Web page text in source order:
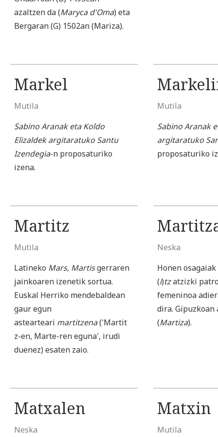
azaltzen da (Maryca d'Oma) eta
Bergaran (G) 1502an (Mariza).
Markel
Mutila
Sabino Aranak eta Koldo
Elizaldek argitaratuko Santu
Izendegia-n proposaturiko
izena.
Mutila
Sabino Aranak
argitaratuko
proposaturiko
Martitz
Mutila
Latineko Mars, Martisgerraren
jainkoaren izenetik sortua.
Euskal Herriko mendebaldean
gaur egun
astearteari martitzena('Martit
z-en, Marte-ren eguna', irudi
duenez) esaten zaio.
Neska
Honen osagaiak
(i)tzatzizki
femeninoa
dira. Gipuzkoan
(Martiza).
Matxalen
Neska
Matxin
Mutila